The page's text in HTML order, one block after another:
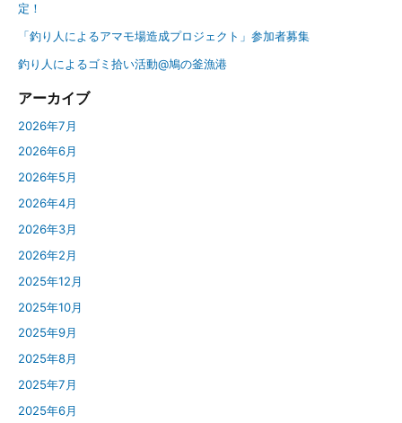
定！
「釣り人によるアマモ場造成プロジェクト」参加者募集
釣り人によるゴミ拾い活動@鳩の釜漁港
アーカイブ
2026年7月
2026年6月
2026年5月
2026年4月
2026年3月
2026年2月
2025年12月
2025年10月
2025年9月
2025年8月
2025年7月
2025年6月